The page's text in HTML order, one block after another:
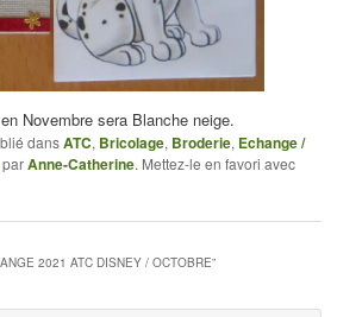
Novembre sera Blanche neige.
dansATC, Bricolage, Broderie, Echange /
parAnne-Catherine. Mettez-le en favori avec
2021 ATC DISNEY / OCTOBRE”